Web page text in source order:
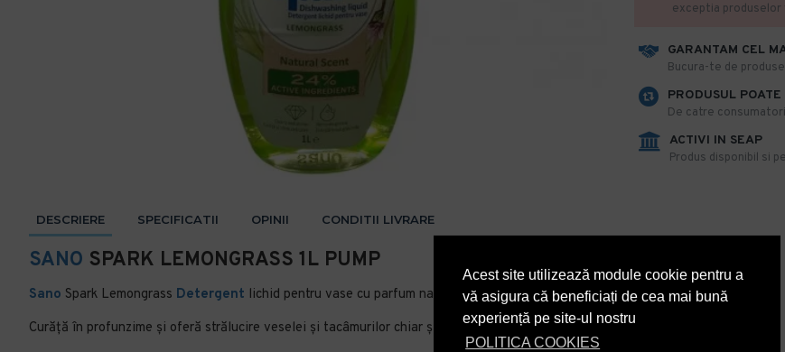
Acest site utilizează module cookie pentru a
vă asigura că beneficiați de cea mai bună
experiență pe site-ul nostru
POLITICA COOKIES
GARANTAM CEL
​Bucura-te de
PRODUSUL
De catre
ACTIVI IN SEAP
Produs disponibil si
exceptia produselor
DESCRIERE SPECIFICATII OPINII CONDITII LIVRARE
SANO SPARK LEMONGRASS 1L PUMP
Sano Spark Lemongrass Detergent lichid pentru vase cu parfum natural de Lemongrass.
Curăţă în profunzime și oferă strălucire veselei și tacâmurilor chiar şi în apă caldă sau rece.